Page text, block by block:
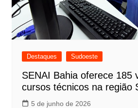
Destaques Sudoeste
SENAI Bahia oferece 185
cursos técnicos na região
5 de junho de 2026